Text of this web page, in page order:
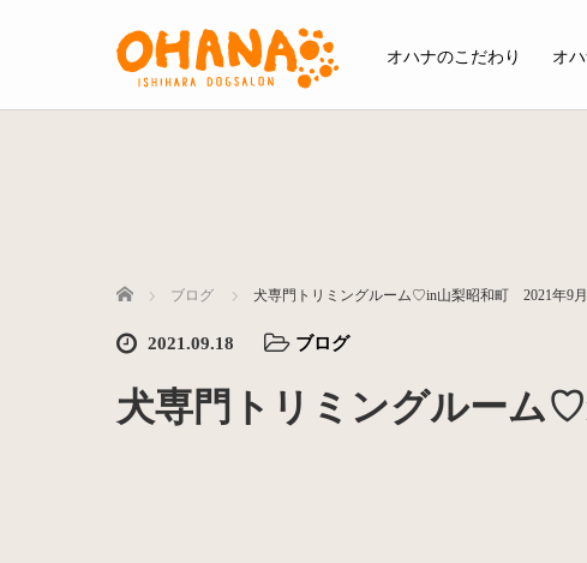
オハナのこだわり オ
ホーム ブログ 犬専門トリミングルーム♡in山梨昭和町 2021年9月
2021.09.18 ブログ
犬専門トリミングルーム